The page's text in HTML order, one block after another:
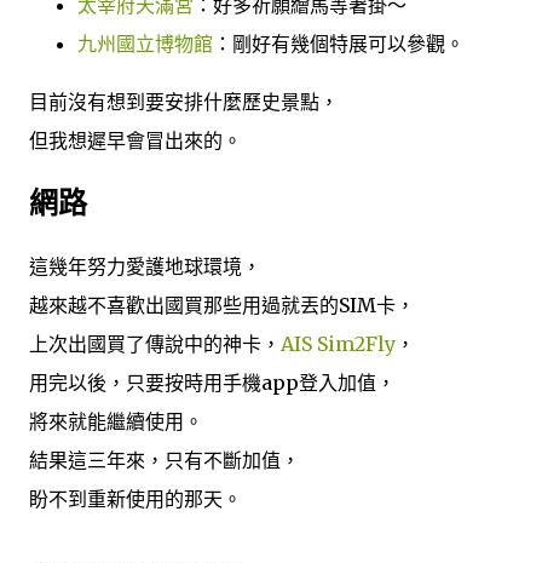
太宰府天滿宮 ：好多祈願繪馬等著掛～
九州國立博物館 ：剛好有幾個特展可以參觀。
目前沒有想到要安排什麼歷史景點，
但我想遲早會冒出來的。
網路
這幾年努力愛護地球環境，
越來越不喜歡出國買那些用過就丟的SIM卡，
上次出國買了傳說中的神卡， AIS Sim2Fly ，
用完以後，只要按時用手機app登入加值，
將來就能繼續使用。
結果這三年來，只有不斷加值，
盼不到重新使用的那天。